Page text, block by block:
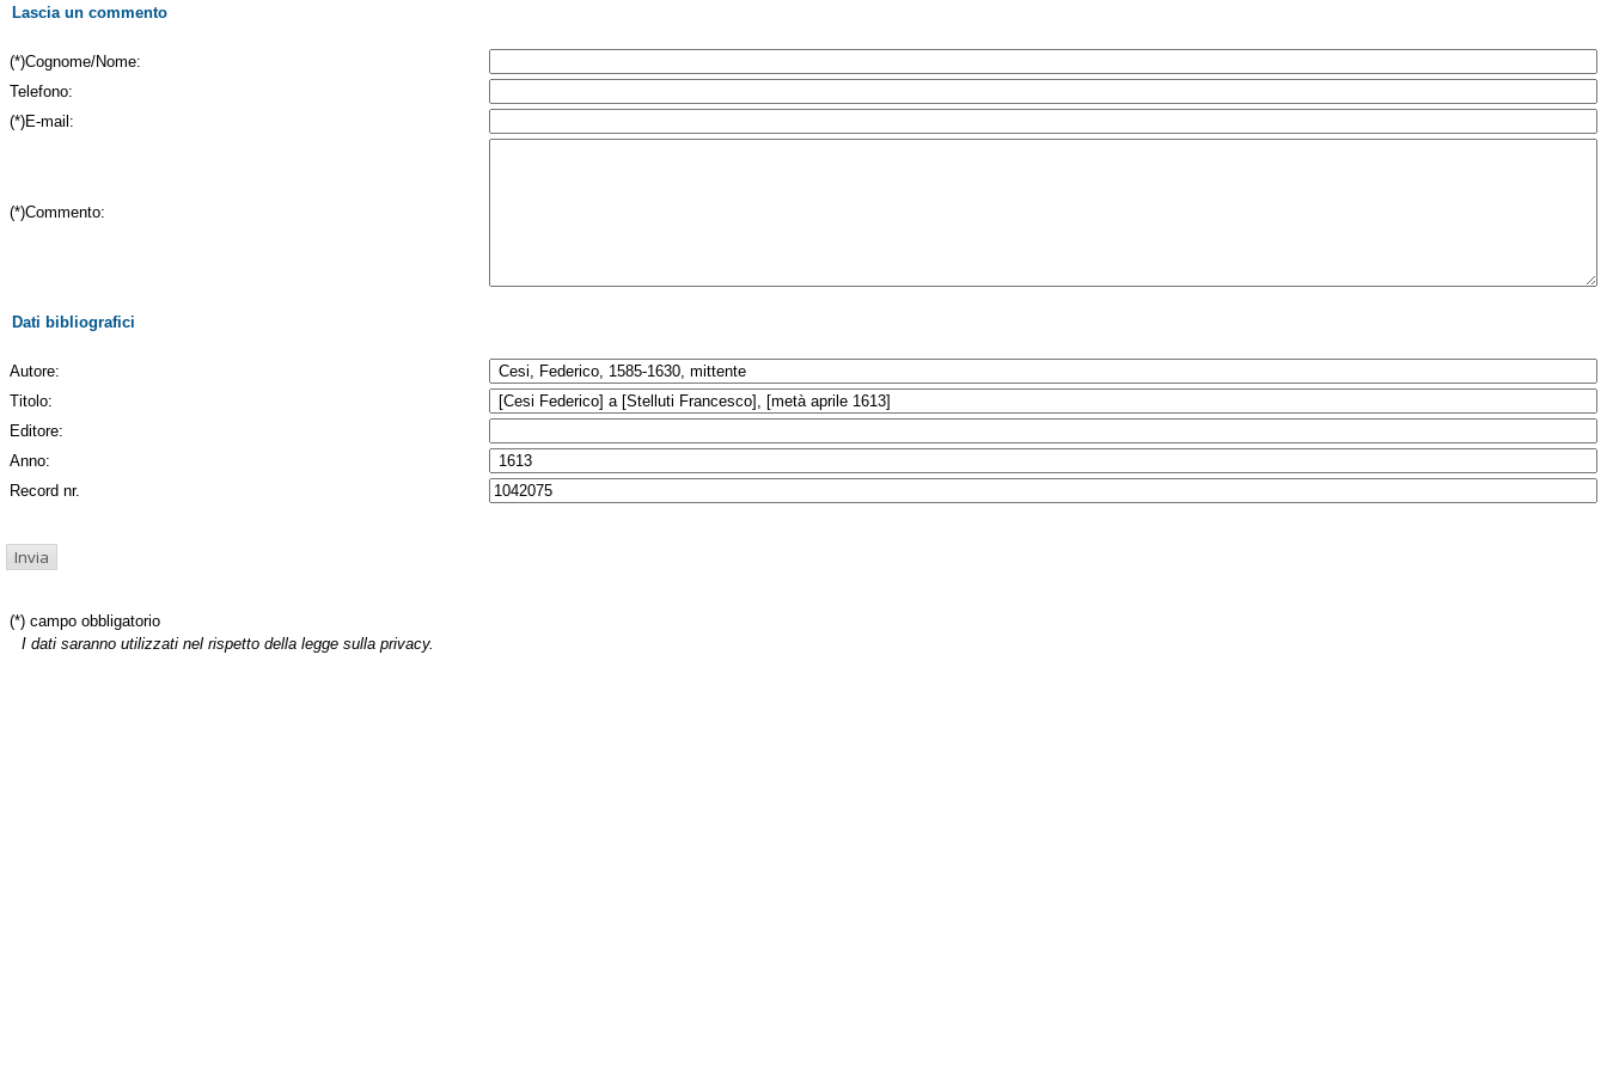
Lascia un commento
(*)Cognome/Nome:
Telefono:
(*)E-mail:
(*)Commento:
Dati bibliografici
Autore:
Titolo:
Editore:
Anno:
Record nr.
(*) campo obbligatorio
I dati saranno utilizzati nel rispetto della legge sulla privacy.